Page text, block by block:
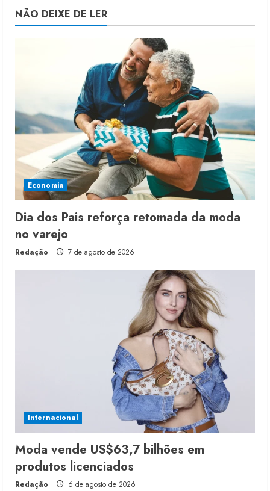
NÃO DEIXE DE LER
Economia
Dia dos Pais reforça retomada da moda
no varejo
Redação 7 de agosto de 2026
Internacional
Moda vende US$63,7 bilhões em
produtos licenciados
Redação 6 de agosto de 2026